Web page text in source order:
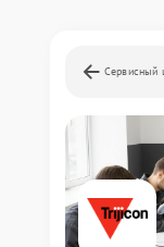
Сервисный